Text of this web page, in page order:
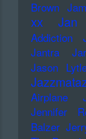
Brown
xx
Jan
Addiction
Jantra
Jason
Airplane
Jennifer
Balzer